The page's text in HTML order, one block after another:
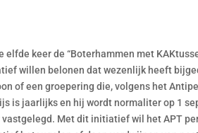
elfde keer de “Boterhammen met
willen belonen dat wezenlijk heeft
of een groepering die, volgens het
is jaarlijks en hij wordt normaliter op 1
Met dit initiatief wil het APT